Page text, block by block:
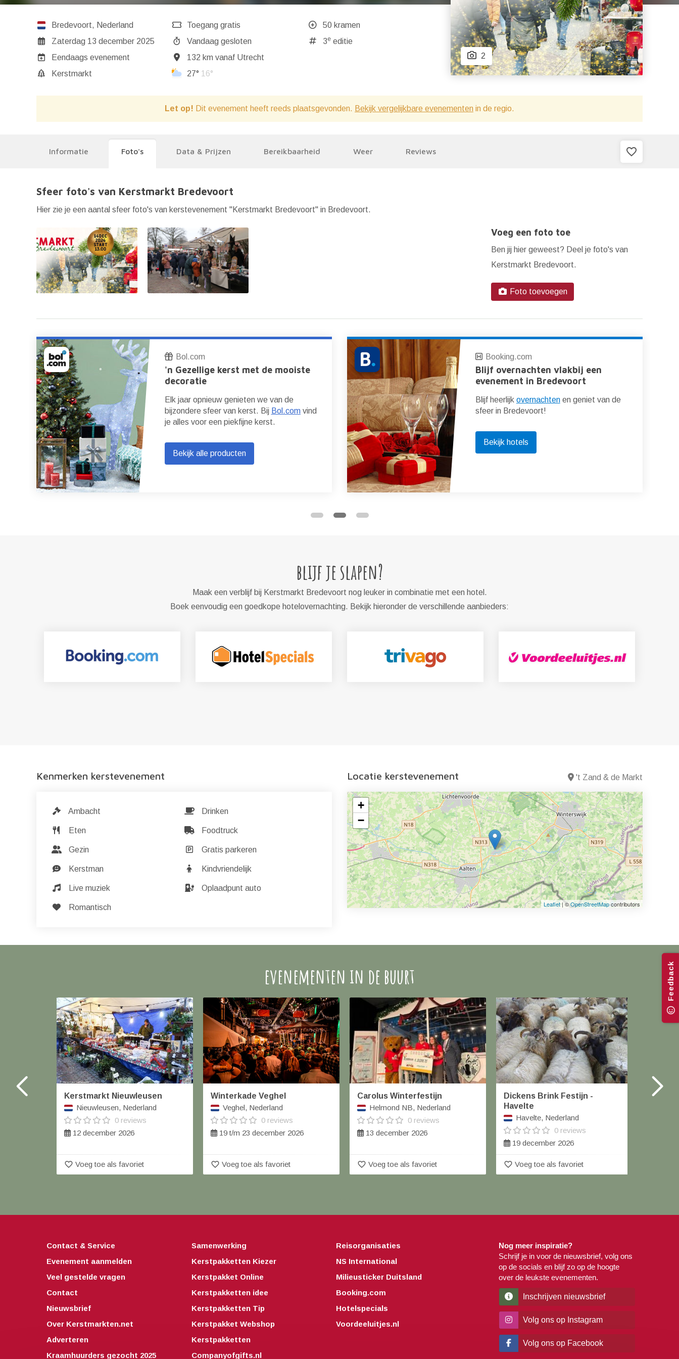
Bredevoort, Nederland
Zaterdag 13 december 2025
Eendaags evenement
Kerstmarkt
Toegang gratis
Vandaag gesloten
132 km vanaf Utrecht
27° 16°
50 kramen
3eeditie
2
Let op! Dit evenement heeft reeds plaatsgevonden. Bekijk vergelijkbare evenementen in de regio.
Informatie Foto's Data & Prijzen Bereikbaarheid Weer Reviews favorite_border
Sfeer foto's van Kerstmarkt Bredevoort
Hier zie je een aantal sfeer foto's van kerstevenement "Kerstmarkt Bredevoort" in Bredevoort.
Voeg een foto toe
Ben jij hier geweest? Deel je foto's van
Kerstmarkt Bredevoort.
Foto toevoegen
Bol.com
'n Gezellige kerst met de mooiste
decoratie
Elk jaar opnieuw genieten we van de
bijzondere sfeer van kerst. Bij Bol.comvind
je alles voor een piekfijne kerst.
Bekijk alle producten
Booking.com
Blijf overnachten vlakbij een
evenement in Bredevoort
Blijf heerlijk overnachtenen geniet van de
sfeer in Bredevoort!
Bekijk hotels
blijf je slapen?
Maak een verblijf bij Kerstmarkt Bredevoort nog leuker in combinatie met een hotel.
Boek eenvoudig een goedkope hotelovernachting. Bekijk hieronder de verschillende aanbieders:
Kenmerken kerstevenement
Ambacht Drinken
Eten Foodtruck
Gezin Gratis parkeren
Kerstman Kindvriendelijk
Live muziek Oplaadpunt auto
Romantisch
Locatie kerstevenement 't Zand & de Markt
+
−
Leaflet | ©OpenStreetMapcontributors
evenementen in de buurt
Kerstmarkt Nieuwleusen
Nieuwleusen, Nederland
0 reviews
12 december 2026
favorite_border Voeg toe als favoriet
Winterkade Veghel
Veghel, Nederland
0 reviews
19 t/m 23 december 2026
favorite_border Voeg toe als favoriet
Carolus Winterfestijn
Helmond NB, Nederland
0 reviews
13 december 2026
favorite_border Voeg toe als favoriet
Dickens Brink Festijn -
Havelte
Havelte, Nederland
0 reviews
19 december 2026
favorite_border Voeg toe als favoriet
Contact & Service
Evenement aanmelden
Veel gestelde vragen
Contact
Nieuwsbrief
Over Kerstmarkten.net
Adverteren
Kraamhuurders gezocht 2025
Samenwerking
Kerstpakketten Kiezer
Kerstpakket Online
Kerstpakketten idee
Kerstpakketten Tip
Kerstpakket Webshop
Kerstpakketten
Companyofgifts.nl
Reisorganisaties
NS International
Milieusticker Duitsland
Booking.com
Hotelspecials
Voordeeluitjes.nl
Nog meer inspiratie?
Schrijf je in voor de nieuwsbrief, volg ons
op de socials en blijf zo op de hoogte
over de leukste evenementen.
Inschrijven nieuwsbrief
Volg ons op Instagram
Volg ons op Facebook
Feedback